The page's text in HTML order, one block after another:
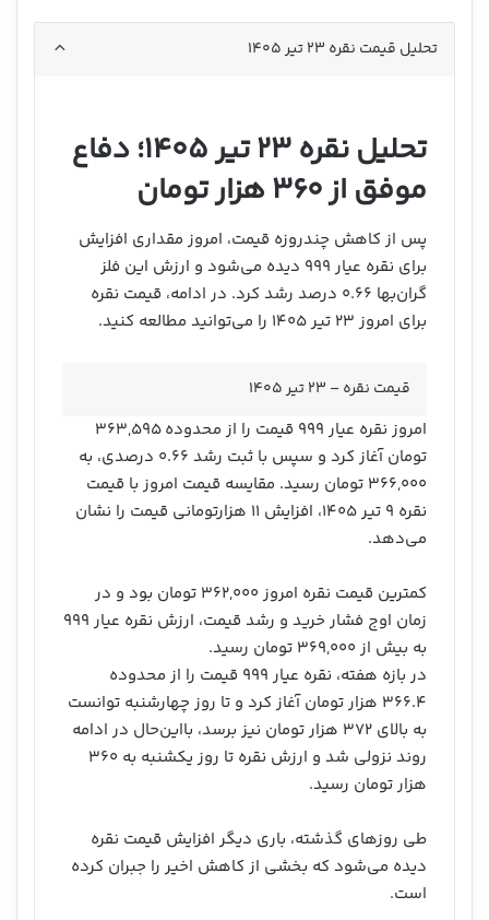
تحلیل قیمت نقره ۲۳ تیر ۱۴۰۵
تحلیل نقره ۲۳ تیر ۱۴۰۵؛ دفاع
موفق از ۳۶۰ هزار تومان
پس از کاهش چندروزه قیمت، امروز مقداری افزایش
برای نقره عیار ۹۹۹ دیده می‌شود و ارزش این فلز
گران‌بها ۰.۶۶ درصد رشد کرد. در ادامه، قیمت نقره
برای امروز ۲۳ تیر ۱۴۰۵ را می‌توانید مطالعه کنید.
قیمت نقره – ۲۳ تیر ۱۴۰۵
امروز نقره عیار ۹۹۹ قیمت را از محدوده ۳۶۳,۵۹۵
تومان آغاز کرد و سپس با ثبت رشد ۰.۶۶ درصدی، به
۳۶۶,۰۰۰ تومان رسید. مقایسه قیمت امروز با قیمت
نقره ۹ تیر ۱۴۰۵، افزایش ۱۱ هزارتومانی قیمت را نشان
می‌دهد.
کمترین قیمت نقره امروز ۳۶۲,۰۰۰ تومان بود و در
زمان اوج فشار خرید و رشد قیمت، ارزش نقره عیار ۹۹۹
به بیش از ۳۶۹,۰۰۰ تومان رسید.
در بازه هفته، نقره عیار ۹۹۹ قیمت را از محدوده
۳۶۶.۴ هزار تومان آغاز کرد و تا روز چهارشنبه توانست
به بالای ۳۷۲ هزار تومان نیز برسد، بااین‌حال در ادامه
روند نزولی شد و ارزش نقره تا روز یکشنبه به ۳۶۰
هزار تومان رسید.
طی روزهای گذشته، باری دیگر افزایش قیمت نقره
دیده می‌شود که بخشی از کاهش اخیر را جبران کرده
است.